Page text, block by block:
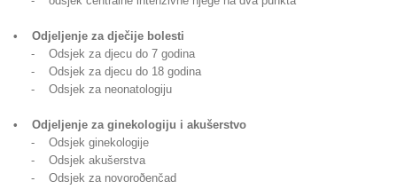
• Odjeljenje za dječije bolesti
- Odsjek za djecu do 7 godina
- Odsjek za djecu do 18 godina
- Odsjek za neonatologiju
• Odjeljenje za ginekologiju i akušerstvo
- Odsjek ginekologije
- Odsjek akušerstva
- Odsjek za novoroðenčad